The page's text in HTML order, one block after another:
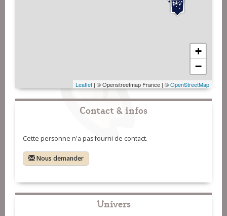
+
−
Leaflet | © Openstreetmap France | ©OpenStreetMap
Contact & infos
Cette personne n'a pas fourni de contact.
Nous demander
Univers